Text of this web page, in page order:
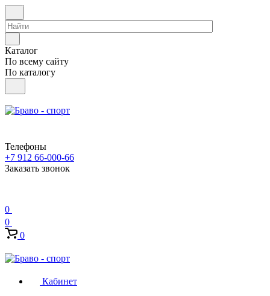
Каталог
По всему сайту
По каталогу
Телефоны
+7 912 66-000-66
Заказать звонок
0
0
0
Кабинет